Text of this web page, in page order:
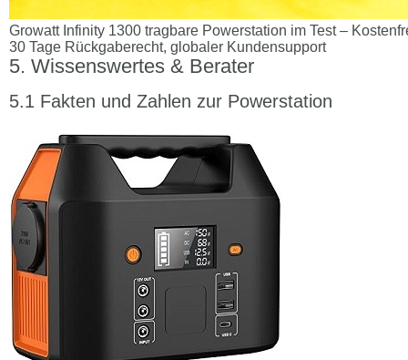
Growatt Infinity 1300 tragbare Powerstation im Test –
30 Tage Rückgaberecht, globaler Kundensupport
Wissenswertes & Berater
Fakten und Zahlen zur Powerstation